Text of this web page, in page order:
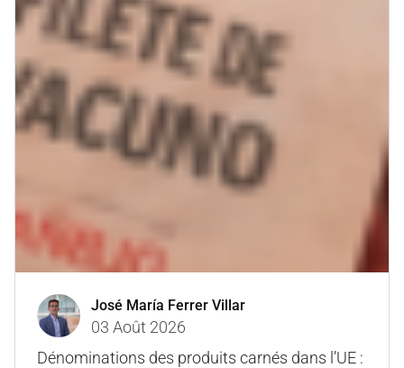
José María Ferrer Villar
03 Août 2026
Dénominations des produits carnés dans l’UE :